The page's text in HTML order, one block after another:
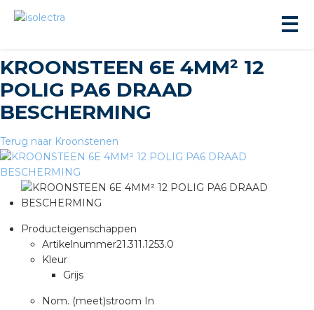
KROONSTEEN 6E 4MM² 12
POLIG PA6 DRAAD
BESCHERMING
Terug naar Kroonstenen
Producteigenschappen
Artikelnummer21.311.1253.0
Kleur
Grijs
Nom. (meet)stroom In